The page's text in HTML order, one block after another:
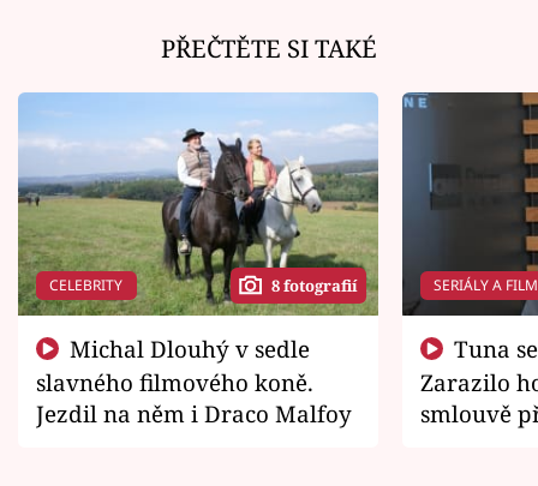
PŘEČTĚTE SI TAKÉ
CELEBRITY 8 fotografií
slavného filmového koně.
Jezdil na něm i Draco Malfoy
SERIÁLY A
Zarazilo
smlouvě